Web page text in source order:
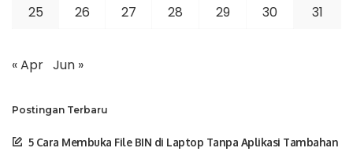
25
26 27 28 29 30 31
« Apr Jun »
Postingan Terbaru
5 Cara Membuka File BIN di Laptop Tanpa Aplikasi Tambahan